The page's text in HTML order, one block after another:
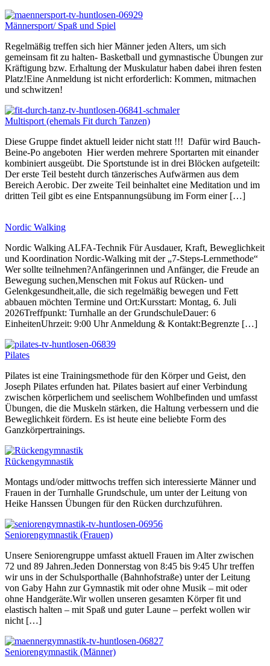
Männersport/ Spaß und Spiel
Regelmäßig treffen sich hier Männer jeden Alters, um sich
gemeinsam fit zu halten- Basketball und gymnastische Übungen zur
Kräftigung bzw. Erhaltung der Muskulatur haben dabei ihren festen
Platz!Eine Anmeldung ist nicht erforderlich: Kommen, mitmachen
und schwitzen!
Multisport (ehemals Fit durch Tanzen)
Diese Gruppe findet aktuell leider nicht statt !!! Dafür wird Bauch-
Beine-Po angeboten Hier werden mehrere Sportarten mit einander
kombiniert ausgeübt. Die Sportstunde ist in drei Blöcken aufgeteilt:
Der erste Teil besteht durch tänzerisches Aufwärmen aus dem
Bereich Aerobic. Der zweite Teil beinhaltet eine Meditation und im
dritten Teil gibt es eine Entspannungsübung im Form einer […]
Nordic Walking
Nordic Walking ALFA-Technik Für Ausdauer, Kraft, Beweglichkeit
und Koordination Nordic-Walking mit der „7-Steps-Lernmethode“
Wer sollte teilnehmen?Anfängerinnen und Anfänger, die Freude an
Bewegung suchen,Menschen mit Fokus auf Rücken- und
Gelenkgesundheit,alle, die sich regelmäßig bewegen und Fett
abbauen möchten Termine und Ort:Kursstart: Montag, 6. Juli
2026Treffpunkt: Turnhalle an der GrundschuleDauer: 6
EinheitenUhrzeit: 9:00 Uhr Anmeldung & Kontakt:Begrenzte […]
Pilates
Pilates ist eine Trainingsmethode für den Körper und Geist, den
Joseph Pilates erfunden hat. Pilates basiert auf einer Verbindung
zwischen körperlichem und seelischem Wohlbefinden und umfasst
Übungen, die die Muskeln stärken, die Haltung verbessern und die
Beweglichkeit fördern. Es ist heute eine beliebte Form des
Ganzkörpertrainings.
Rückengymnastik
Montags und/oder mittwochs treffen sich interessierte Männer und
Frauen in der Turnhalle Grundschule, um unter der Leitung von
Heike Hanssen Übungen für den Rücken durchzuführen.
Seniorengymnastik (Frauen)
Unsere Seniorengruppe umfasst aktuell Frauen im Alter zwischen
72 und 89 Jahren.Jeden Donnerstag von 8:45 bis 9:45 Uhr treffen
wir uns in der Schulsporthalle (Bahnhofstraße) unter der Leitung
von Gaby Hahn zur Gymnastik mit oder ohne Musik – mit oder
ohne Handgeräte.Wir wollen unseren gesamten Körper fit und
elastisch halten – mit Spaß und guter Laune – perfekt wollen wir
nicht […]
Seniorengymnastik (Männer)